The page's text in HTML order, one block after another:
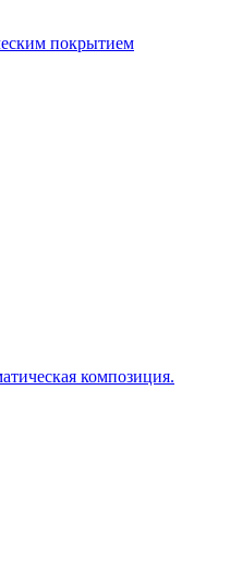
покрытием
композиция.